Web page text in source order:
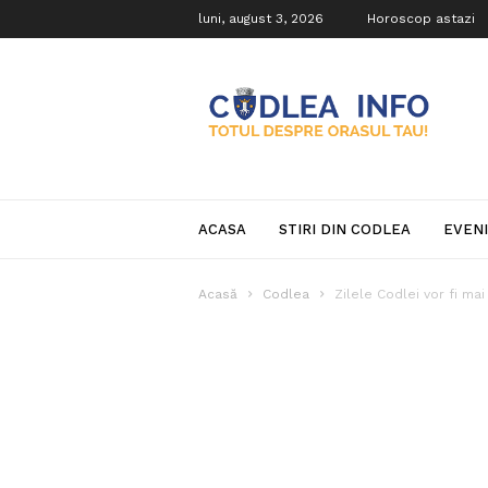
luni, august 3, 2026 Horoscop astazi
Info
ACASA STIRI DIN CODLEA
Acasă Codlea Zilele Codlei vor fi mai